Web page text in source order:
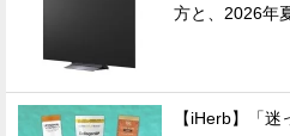
方と、2026年
【iHerb】「